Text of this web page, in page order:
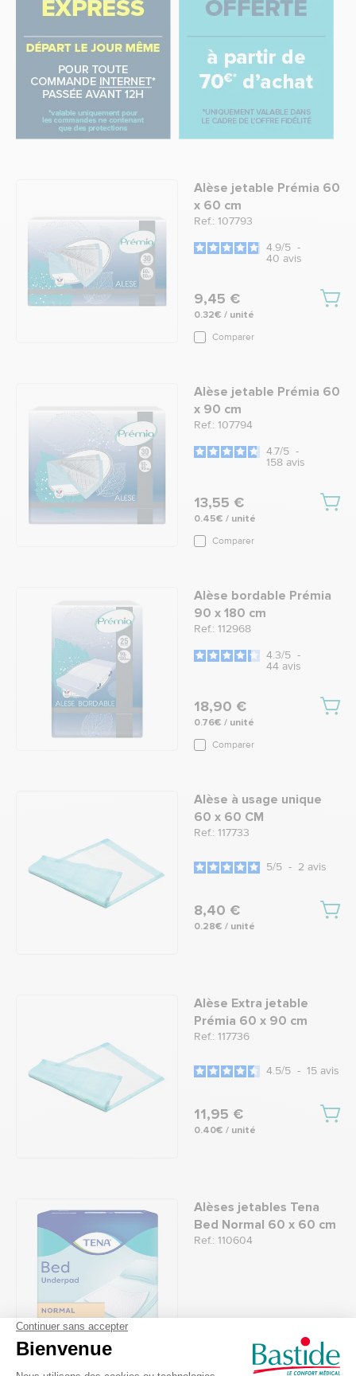
Alèse jetable Prémia 60
x 60 cm
Ref.: 107793
4.9/5 -
40 avis
9,45 €
0.32€ / unité
Comparer
Alèse jetable Prémia 60
x 90 cm
Ref.: 107794
4.7/5 -
158 avis
13,55 €
0.45€ / unité
Comparer
Alèse bordable Prémia
90 x 180 cm
Ref.: 112968
4.3/5 -
44 avis
18,90 €
0.76€ / unité
Comparer
Alèse à usage unique
60 x 60 CM
Ref.: 117733
5/5 - 2 avis
8,40 €
0.28€ / unité
Alèse Extra jetable
Prémia 60 x 90 cm
Ref.: 117736
4.5/5 - 15 avis
11,95 €
0.40€ / unité
Alèses jetables Tena
Bed Normal 60 x 60 cm
Ref.: 110604